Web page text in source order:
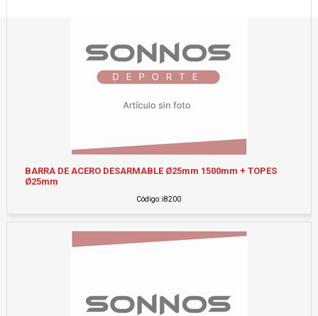
BARRA DE ACERO DESARMABLE Ø25mm 1500mm + TOPES
Ø25mm
Código: i8200